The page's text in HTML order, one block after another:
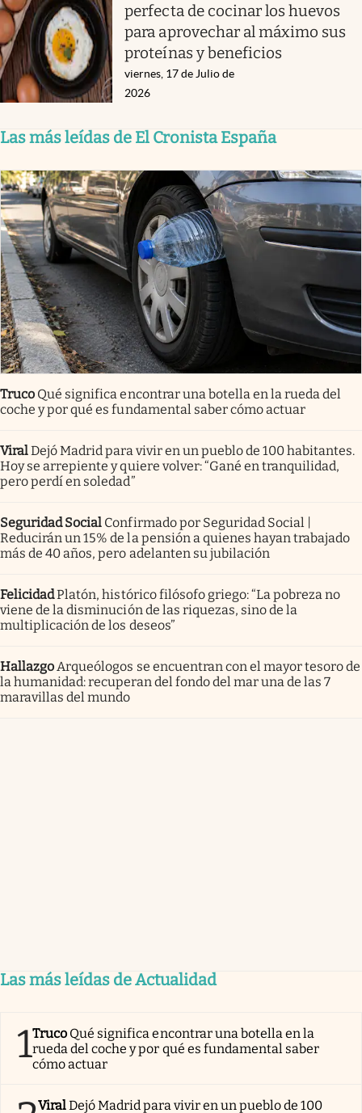
perfecta de cocinar los huevos
para aprovechar al máximo sus
proteínas y beneficios
viernes, 17 de Julio de
2026
Las más leídas de El Cronista España
Truco Qué significa encontrar una botella en la rueda del
coche y por qué es fundamental saber cómo actuar
ViralDejó Madrid para vivir en un pueblo de 100 habitantes.
Hoy se arrepiente y quiere volver: “Gané en tranquilidad,
pero perdí en soledad”
Seguridad Social Confirmado por Seguridad Social |
Reducirán un 15% de la pensión a quienes hayan trabajado
más de 40 años, pero adelanten su jubilación
FelicidadPlatón, histórico filósofo griego: “La pobreza no
viene de la disminución de las riquezas, sino de la
multiplicación de los deseos”
Hallazgo Arqueólogos se encuentran con el mayor tesoro de
la humanidad: recuperan del fondo del mar una de las 7
maravillas del mundo
Las más leídas de Actualidad
1Truco Qué significa encontrar una botella en la
rueda del coche y por qué es fundamental saber
cómo actuar
ViralDejó Madrid para vivir en un pueblo de 100